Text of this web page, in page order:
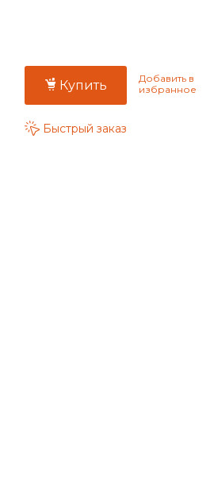
Купить
Быстрый заказ